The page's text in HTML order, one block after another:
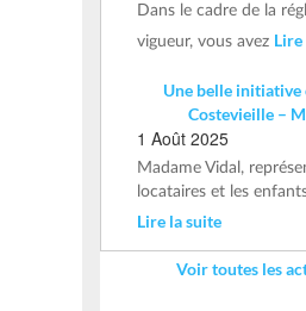
Dans le cadre de la
vigueur, vous avez Lire
Une belle initiative
Costevieille –
1 Août 2025
Madame Vidal,
locataires et les
Lire la suite
Voir toutes les